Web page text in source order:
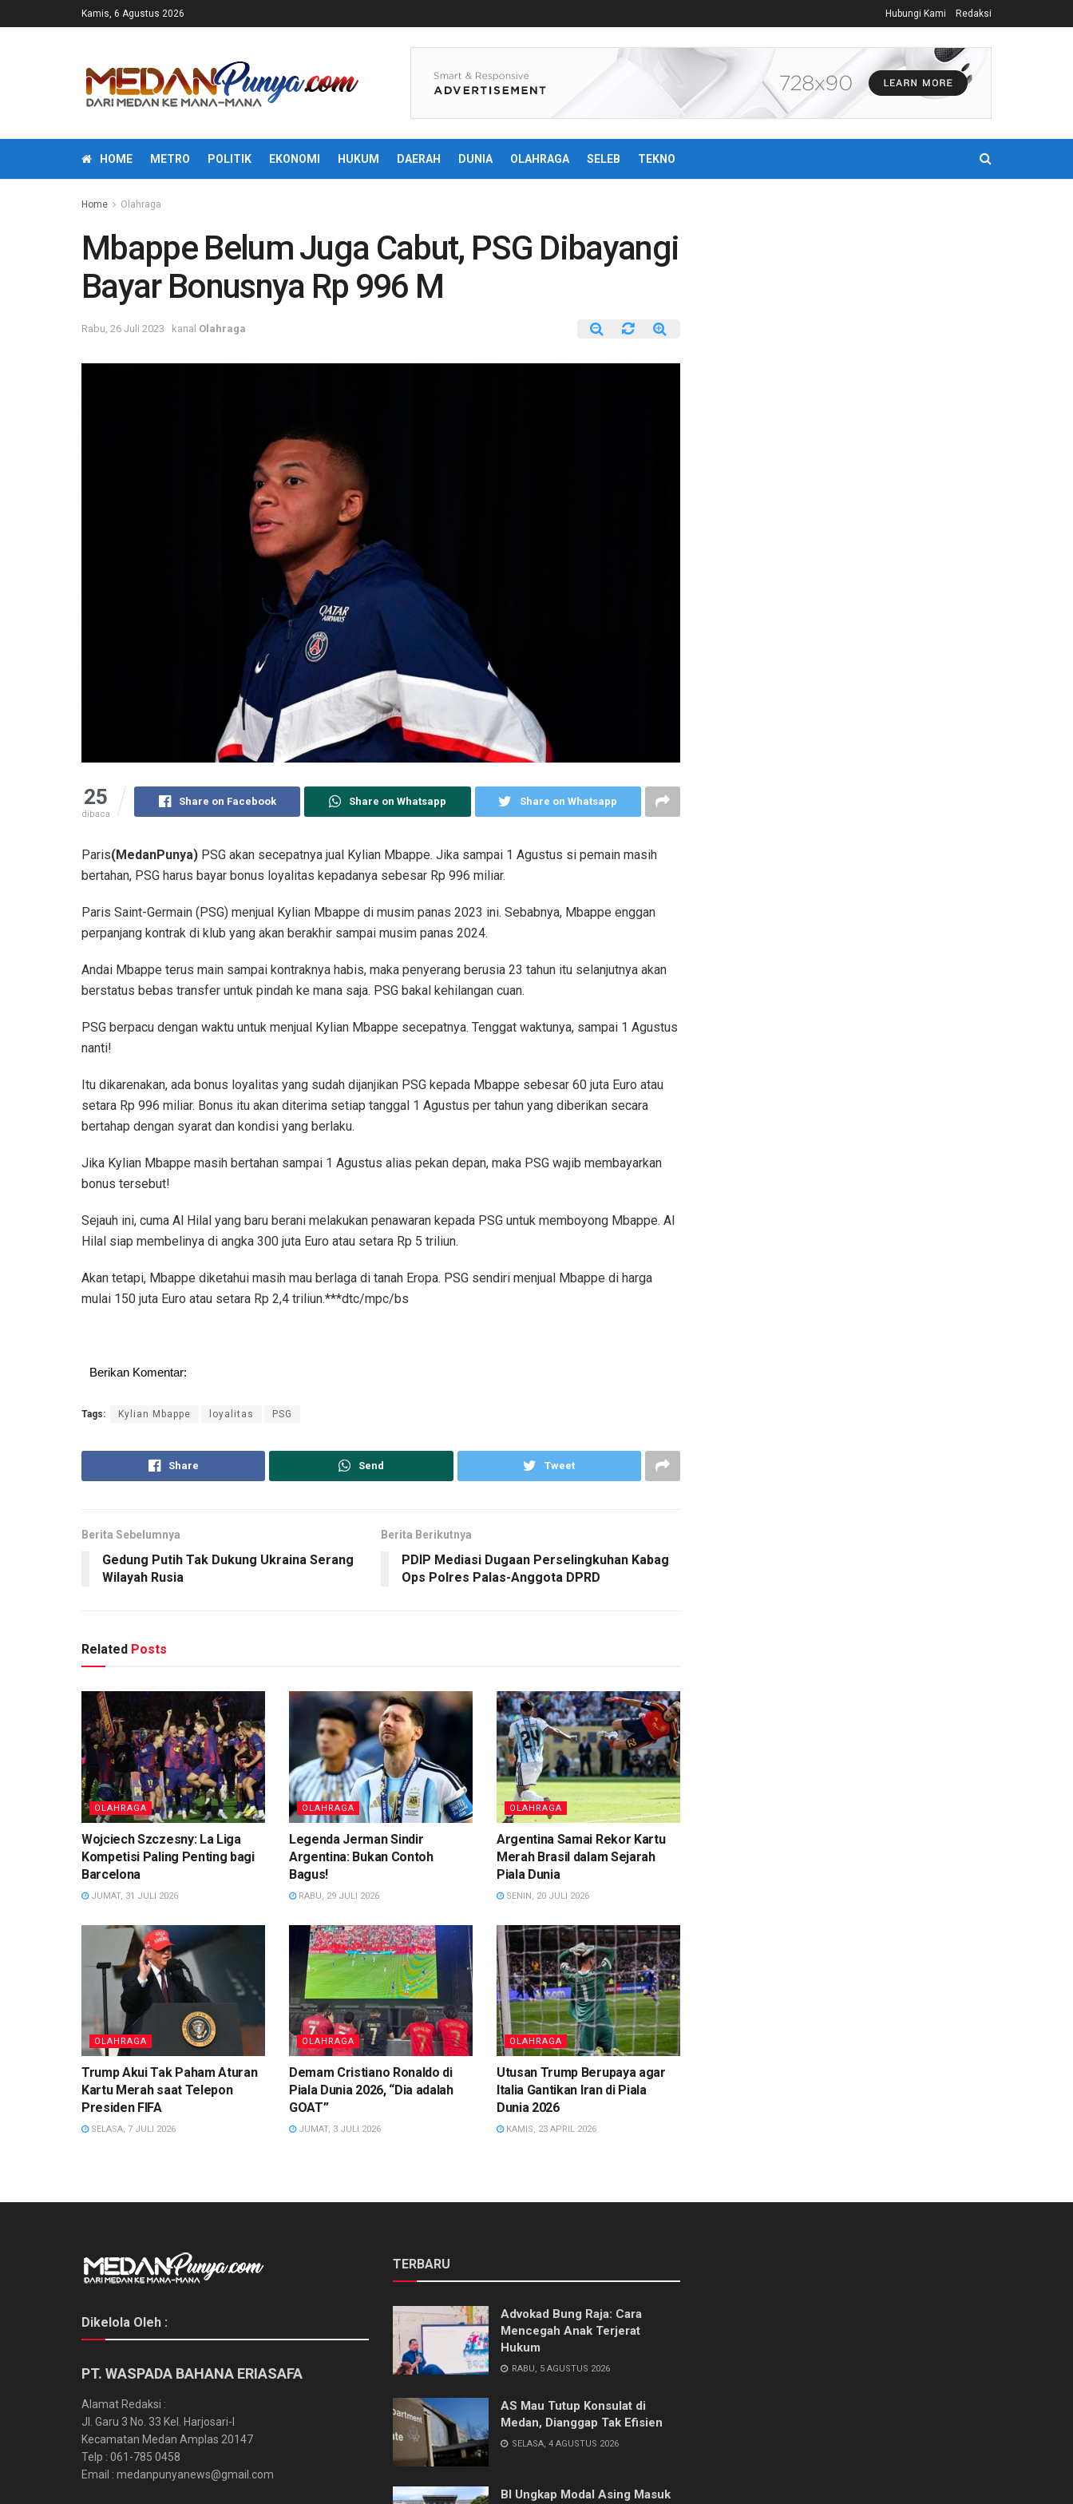
Kamis, 6 Agustus 2026 Hubungi Kami Redaksi
HOME METRO POLITIK EKONOMI HUKUM DAERAH DUNIA OLAHRAGA SELEB TEKNO
Home Olahraga
Mbappe Belum Juga Cabut, PSG Dibayangi
Bayar Bonusnya Rp 996 M
Rabu, 26 Juli 2023 kanal Olahraga
25
dibaca
Share on Facebook Share on Whatsapp Share on Whatsapp
Paris(MedanPunya) PSG akan secepatnya jual Kylian Mbappe. Jika sampai 1 Agustus si pemain masih
bertahan, PSG harus bayar bonus loyalitas kepadanya sebesar Rp 996 miliar.
Paris Saint-Germain (PSG) menjual Kylian Mbappe di musim panas 2023 ini. Sebabnya, Mbappe enggan
perpanjang kontrak di klub yang akan berakhir sampai musim panas 2024.
Andai Mbappe terus main sampai kontraknya habis, maka penyerang berusia 23 tahun itu selanjutnya akan
berstatus bebas transfer untuk pindah ke mana saja. PSG bakal kehilangan cuan.
PSG berpacu dengan waktu untuk menjual Kylian Mbappe secepatnya. Tenggat waktunya, sampai 1 Agustus
nanti!
Itu dikarenakan, ada bonus loyalitas yang sudah dijanjikan PSG kepada Mbappe sebesar 60 juta Euro atau
setara Rp 996 miliar. Bonus itu akan diterima setiap tanggal 1 Agustus per tahun yang diberikan secara
bertahap dengan syarat dan kondisi yang berlaku.
Jika Kylian Mbappe masih bertahan sampai 1 Agustus alias pekan depan, maka PSG wajib membayarkan
bonus tersebut!
Sejauh ini, cuma Al Hilal yang baru berani melakukan penawaran kepada PSG untuk memboyong Mbappe. Al
Hilal siap membelinya di angka 300 juta Euro atau setara Rp 5 triliun.
Akan tetapi, Mbappe diketahui masih mau berlaga di tanah Eropa. PSG sendiri menjual Mbappe di harga
mulai 150 juta Euro atau setara Rp 2,4 triliun.***dtc/mpc/bs
Berikan Komentar:
Tags: Kylian Mbappe loyalitas PSG
Share Send Tweet
Berita Sebelumnya
Gedung Putih Tak Dukung Ukraina Serang
Wilayah Rusia
Berita Berikutnya
PDIP Mediasi Dugaan Perselingkuhan Kabag
Ops Polres Palas-Anggota DPRD
Related Posts
OLAHRAGA
Wojciech Szczesny: La Liga
Kompetisi Paling Penting bagi
Barcelona
JUMAT, 31 JULI 2026
OLAHRAGA
Legenda Jerman Sindir
Argentina: Bukan Contoh
Bagus!
RABU, 29 JULI 2026
OLAHRAGA
Argentina Samai Rekor Kartu
Merah Brasil dalam Sejarah
Piala Dunia
SENIN, 20 JULI 2026
OLAHRAGA
Trump Akui Tak Paham Aturan
Kartu Merah saat Telepon
Presiden FIFA
SELASA, 7 JULI 2026
OLAHRAGA
Demam Cristiano Ronaldo di
Piala Dunia 2026, “Dia adalah
GOAT”
JUMAT, 3 JULI 2026
OLAHRAGA
Utusan Trump Berupaya agar
Italia Gantikan Iran di Piala
Dunia 2026
KAMIS, 23 APRIL 2026
Dikelola Oleh :
PT. WASPADA BAHANA ERIASAFA
Alamat Redaksi :
Jl. Garu 3 No. 33 Kel. Harjosari-I
Kecamatan Medan Amplas 20147
Telp : 061-785 0458
Email : medanpunyanews@gmail.com
TERBARU
Advokad Bung Raja: Cara
Mencegah Anak Terjerat
Hukum
RABU, 5 AGUSTUS 2026
AS Mau Tutup Konsulat di
Medan, Dianggap Tak Efisien
SELASA, 4 AGUSTUS 2026
BI Ungkap Modal Asing Masuk